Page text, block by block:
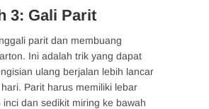
3: Gali Parit
parit dan membuang
Ini adalah trik yang dapat
ulang berjalan lebih lancar
Parit harus memiliki lebar
inci dan sedikit miring ke bawah